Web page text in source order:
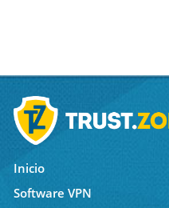
Inicio
Software VPN